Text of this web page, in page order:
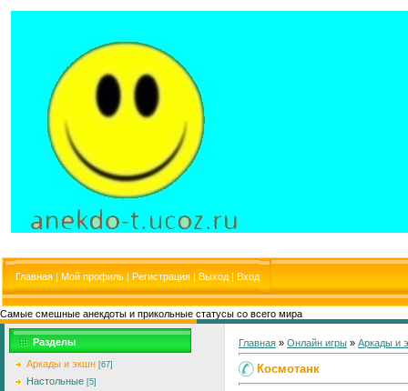
Главная | Мой профиль | Регистрация | Выход | Вход
Самые смешные анекдоты и прикольные статусы со всего мира
Разделы
Аркады и экшн [67]
Настольные [5]
Главная » Онлайн игры » Аркады и
Космотанк